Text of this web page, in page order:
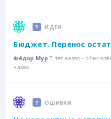
ИДЕИ
Бюджет. Перенос
Фёдор Мур7 лет назад •
назад
ОШИБКИ